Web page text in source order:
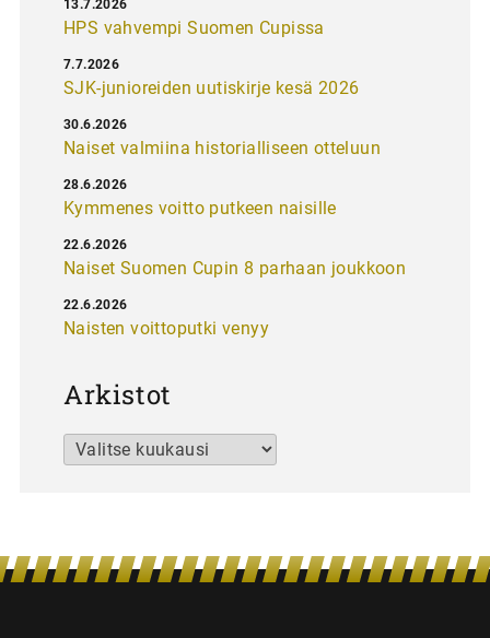
HPS vahvempi Suomen Cupissa
13.7.2026
SJK-junioreiden uutiskirje kesä 2026
7.7.2026
Naiset valmiina historialliseen otteluun
30.6.2026
Kymmenes voitto putkeen naisille
28.6.2026
Naiset Suomen Cupin 8 parhaan joukkoon
22.6.2026
Naisten voittoputki venyy
22.6.2026
Arkistot
Arkistot